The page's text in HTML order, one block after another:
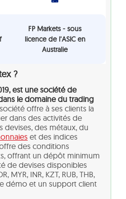
FP Markets - sous
licence de l’ASIC en
Australie
?
est une société de
le domaine du trading
offre à ses clients la
dans des activités de
devises, des métaux, du
et des indices
des conditions
offrant un dépôt minimum
de devises disponibles
MYR, INR, KZT, RUB, THB,
démo et un support client